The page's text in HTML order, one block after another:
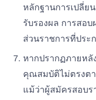
หลักฐานการเปลี่ย
รับรองผล การสอบ
ส่วนราชการที่ประ
หากปรากฏภายหลั
คุณสมบัติไม่ตรงต
แม้ว่าผู้สมัครสอบร